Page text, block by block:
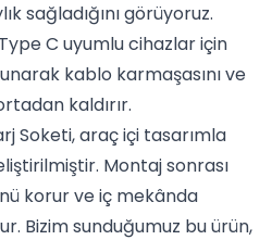
sağladığını görüyoruz.
C uyumlu cihazlar için
kablo karmaşasını ve
kaldırır.
Soketi, araç içi tasarımla
Montaj sonrası
korur ve iç mekânda
Bizim sunduğumuz bu ürün,